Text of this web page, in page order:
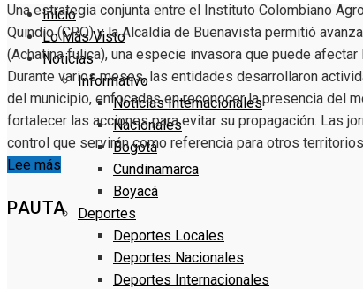
Inicio
Lo Más Visto
Noticias
Informativo
Noticias Internacionales
Nacionales
Bogotá
Cundinamarca
Boyacá
Deportes
Deportes Locales
Deportes Nacionales
Deportes Internacionales
Una estrategia conjunta entre el Instituto Colombiano
Quindío (CRQ) y la Alcaldía de Buenavista permitió
(Achatina fulica), una especie invasora que puede
Durante varios meses, las entidades desarrollaron
del municipio, enfocadas en reconocer la presencia del
fortalecer las acciones para evitar su propagación. Las
control que servirán como referencia para otros
Lee más
PAUTA